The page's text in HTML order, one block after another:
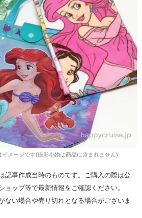
メージです(撮影小物は商品に含まれません)
記事作成当時のものです。ご購入の際は公
ョップ等で最新情報をご確認ください。
ない場合や売り切れとなる場合がございま